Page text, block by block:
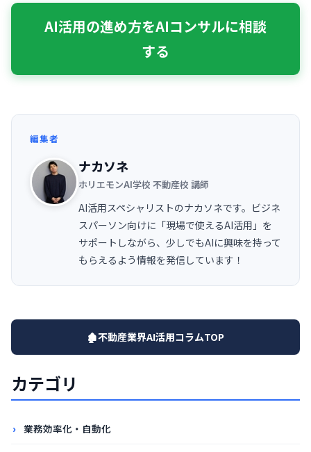
AI活用の進め方をAIコンサルに相談
する
編集者
ナカソネ
ホリエモンAI学校 不動産校 講師
AI活用スペシャリストのナカソネです。ビジネ
スパーソン向けに「現場で使えるAI活用」を
サポートしながら、少しでもAIに興味を持って
もらえるよう情報を発信しています！
🏚️不動産業界AI活用コラムTOP
カテゴリ
業務効率化・自動化